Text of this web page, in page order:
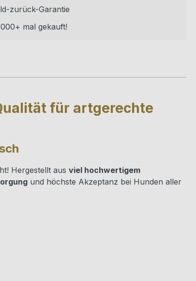
zurück-Garantie
mal gekauft!
für artgerechte
Hergestellt aus viel hochwertigem
und höchste Akzeptanz bei Hunden aller